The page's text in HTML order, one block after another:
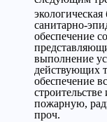
экологическая
санитарно-
обеспечение
выполнение
действующих
обеспечение
пожарную,
проч.